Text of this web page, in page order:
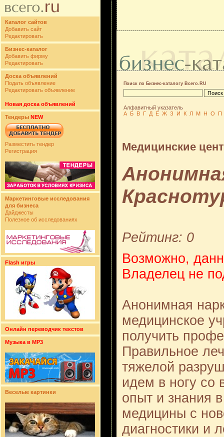
Каталог сайтов
Добавить сайт
Редактировать
Бизнес-каталог
Добавить фирму
Редактировать
Доска объявлений
Подать объявление
Редактировать объявление
Новая доска объявлений
Тендеры NEW
Разместить тендер
Регистрация
Маркетинговые исследования
для бизнеса
Дайджесты
Полезное об исследованиях
Flash игры
Онлайн переводчик текстов
Музыка в MP3
Веселые картинки
Поиск по Бизнес-каталогу Всего.RU
Алфавитный указатель
А Б В Г Д Е Ж З И К Л М Н О П
Медицинские
Рейтинг: 0
Возможно,
Владелец не
Анонимная
медицинское
получить
Правильное
тяжелой
идем в ногу со
опыт и знания
медицины с
диагностики и